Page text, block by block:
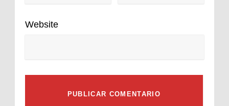
Website